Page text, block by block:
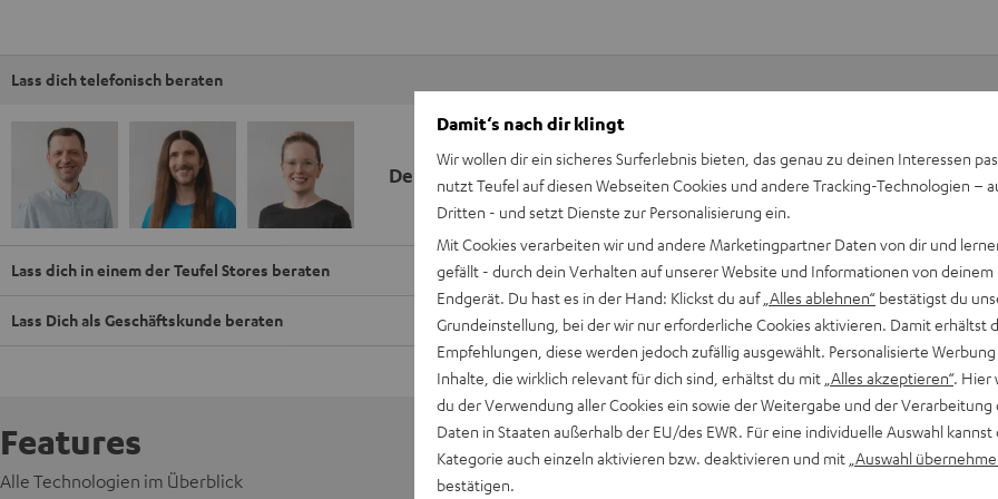
Lass dich telefonisch beraten
Deine Kaufberatung
Keinen Store in der Nähe? Kein
beraten dich auch persönlich am
Lass dich in einem der Teufel Stores beraten
Lass Dich als Geschäftskunde beraten
Features
Alle Technologien im Überblick
Damit‘s nach dir klingt
Wir wollen dir ein sicheres Surferlebnis bieten, das genau zu deinen Interessen
nutzt Teufel auf diesen Webseiten Cookies und andere Tracking-Technologien –
Dritten - und setzt Dienste zur Personalisierung ein.
Mit Cookies verarbeiten wir und andere Marketingpartner Daten von dir und
gefällt - durch dein Verhalten auf unserer Website und Informationen von deinem
Endgerät. Du hast es in der Hand: Klickst du auf „Alles ablehnen“ bestätigst du
Grundeinstellung, bei der wir nur erforderliche Cookies aktivieren. Damit erhältst
Empfehlungen, diese werden jedoch zufällig ausgewählt. Personalisierte
Inhalte, die wirklich relevant für dich sind, erhältst du mit „Alles akzeptieren“. Hier
du der Verwendung aller Cookies ein sowie der Weitergabe und der Verarbeitung
Daten in Staaten außerhalb der EU/des EWR. Für eine individuelle Auswahl kannst
Kategorie auch einzeln aktivieren bzw. deaktivieren und mit „Auswahl
bestätigen.